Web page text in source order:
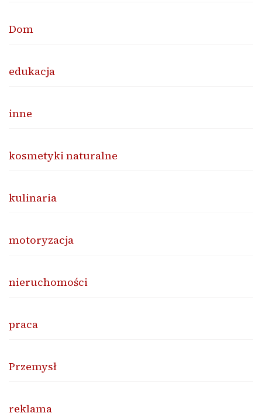
Dom
edukacja
inne
kosmetyki naturalne
kulinaria
motoryzacja
nieruchomości
praca
Przemysł
reklama